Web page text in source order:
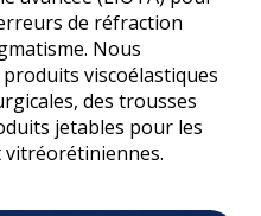
de réfraction
Nous
viscoélastiques
des trousses
jetables pour les
vitréorétiniennes.